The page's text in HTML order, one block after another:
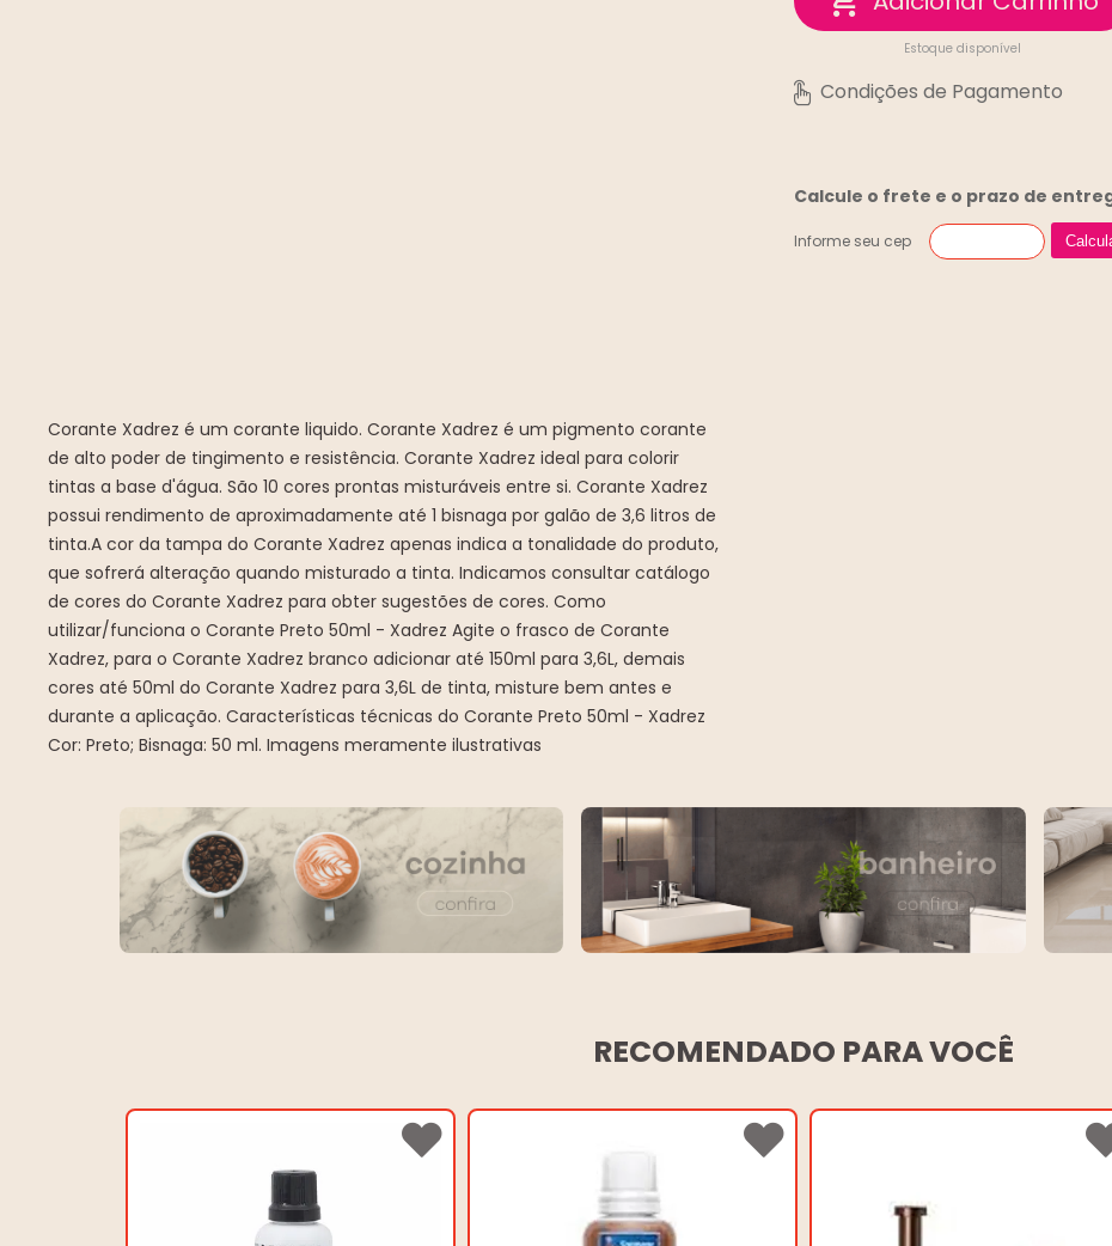
Estoque disponível
Calcule o frete e o prazo de
Informe seu cep
Corante Xadrez é um corante liquido. Corante Xadrez é um pigmento corante
de alto poder de tingimento e resistência. Corante Xadrez ideal para colorir
tintas a base d'água. São 10 cores prontas misturáveis entre si. Corante Xadrez
possui rendimento de aproximadamente até 1 bisnaga por galão de 3,6 litros de
tinta.A cor da tampa do Corante Xadrez apenas indica a tonalidade do produto,
que sofrerá alteração quando misturado a tinta. Indicamos consultar catálogo
de cores do Corante Xadrez para obter sugestões de cores. Como
utilizar/funciona o Corante Preto 50ml - Xadrez Agite o frasco de Corante
Xadrez, para o Corante Xadrez branco adicionar até 150ml para 3,6L, demais
cores até 50ml do Corante Xadrez para 3,6L de tinta, misture bem antes e
durante a aplicação. Características técnicas do Corante Preto 50ml - Xadrez
Cor: Preto; Bisnaga: 50 ml. Imagens meramente ilustrativas
RECOMENDADO PARA VOCÊ